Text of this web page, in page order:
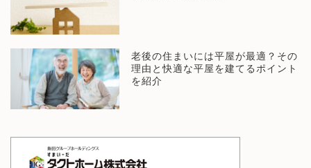
老後の住まいには平屋が最適？その
理由と快適な平屋を建てるポイント
を紹介